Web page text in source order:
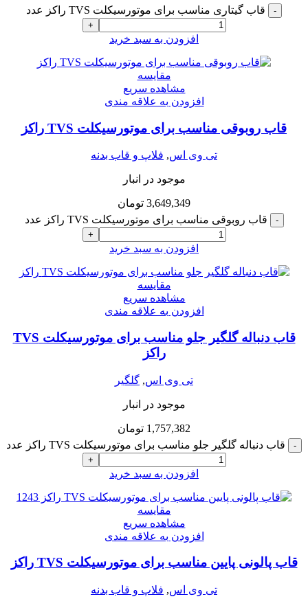
- قاب گیتاری مناسب برای موتورسیکلت TVS راکز عدد
+
افزودن به سبد خرید
مقایسه
مشاهده سریع
افزودن به علاقه مندی
قاب روبوقی مناسب برای موتورسیکلت TVS راکز
تی وی اس, فلاپ و قاب بدنه
موجود در انبار
3,649,349 تومان
- قاب روبوقی مناسب برای موتورسیکلت TVS راکز عدد
+
افزودن به سبد خرید
مقایسه
مشاهده سریع
افزودن به علاقه مندی
قاب دنباله گلگیر جلو مناسب برای موتورسیکلت TVS
راکز
تی وی اس, گلگیر
موجود در انبار
1,757,382 تومان
- قاب دنباله گلگیر جلو مناسب برای موتورسیکلت TVS راکز عدد
+
افزودن به سبد خرید
مقایسه
مشاهده سریع
افزودن به علاقه مندی
قاب پالونی پایین مناسب برای موتورسیکلت TVS راکز
تی وی اس, فلاپ و قاب بدنه